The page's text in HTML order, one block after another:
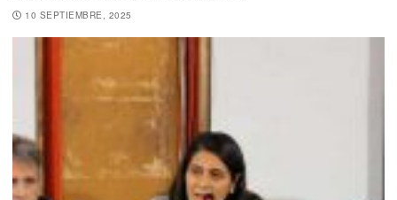
10 SEPTIEMBRE, 2025